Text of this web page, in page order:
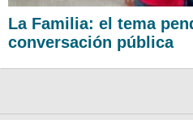
La Familia: el tema
conversación pública